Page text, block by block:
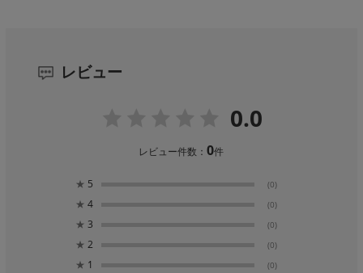
レビュー
0.0
レビュー件数：0件
★ 5 (0)
★ 4 (0)
★ 3 (0)
★ 2 (0)
★ 1 (0)